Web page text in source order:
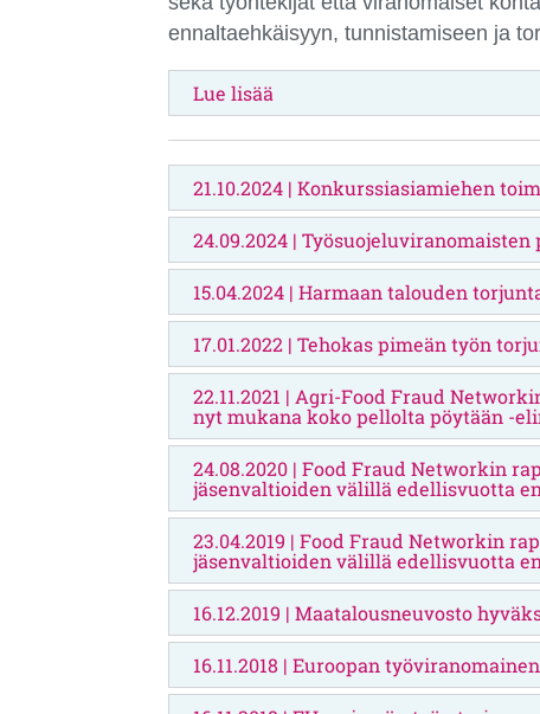
ennaltaehkäisyyn, tunnistamiseen ja
Lue lisää
21.10.2024 | Konkurssiasiamiehen
24.09.2024 |
15.04.2024 | Harmaan talouden
17.01.2022 | Tehokas pimeän työn
22.11.2021 | Agri-Food Fraud
nyt mukana koko pellolta pöytään -
24.08.2020 | Food Fraud Networkin
jäsenvaltioiden välillä edellisvuotta
23.04.2019 | Food Fraud Networkin
jäsenvaltioiden välillä edellisvuotta
16.12.2019 | Maatalousneuvosto
16.11.2018 | Euroopan